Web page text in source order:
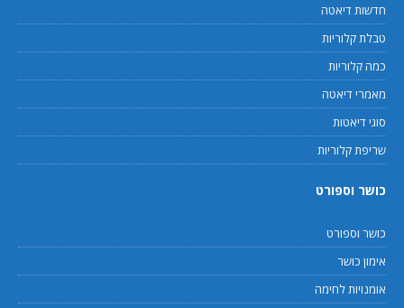
חדשות דיאטה
טבלת קלוריות
כמה קלוריות
מאמרי דיאטה
סוגי דיאטות
שריפת קלוריות
כושר וספורט
כושר וספורט
אימון כושר
אומנויות לחימה